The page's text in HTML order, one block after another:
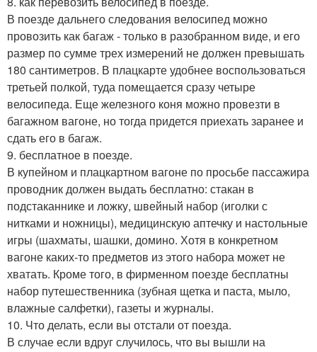
В поезде дальнего следования велосипед можно
провозить как багаж - только в разобранном виде, и его
размер по сумме трех измерений не должен превышать
180 сантиметров. В плацкарте удобнее воспользоваться
третьей полкой, туда помещается сразу четыре
велосипеда. Еще железного коня можно провезти в
багажном вагоне, но тогда придется приехать заранее и
сдать его в багаж.
9. бесплатное в поезде.
В купейном и плацкартном вагоне по просьбе пассажира
проводник должен выдать бесплатно: стакан в
подстаканнике и ложку, швейный набор (иголки с
нитками и ножницы), медицинскую аптечку и настольные
игры (шахматы, шашки, домино. Хотя в конкретном
вагоне каких-то предметов из этого набора может не
хватать. Кроме того, в фирменном поезде бесплатны
набор путешественника (зубная щетка и паста, мыло,
влажные салфетки), газеты и журналы.
10. Что делать, если вы отстали от поезда.
В случае если вдруг случилось, что вы вышли на